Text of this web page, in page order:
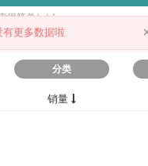
分类
销量
有更多数据啦